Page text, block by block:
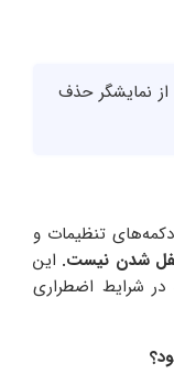
نمایشگر حذف
تنظیمات و
قفل شدن نیست. این
شرایط اضطراری